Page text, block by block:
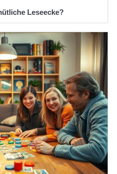
Leseecke?